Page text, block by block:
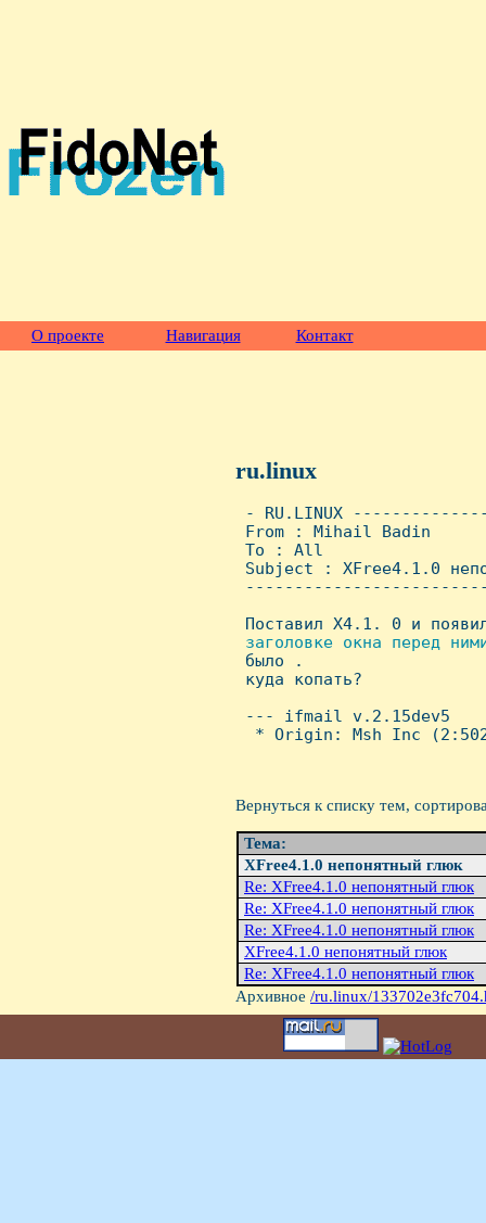
О проекте Навигация Контакт
ru.linux
- RU.LINUX
From : Mihail Badin
To : All
Subject : XFree4.1.0
Поставил X4.1. 0 и
заголовке окна перед
было .
куда копать?
--- ifmail v.2.15dev5
* Origin: Msh Inc
Вернуться к списку тем,
Тема:
XFree4.1.0 непонятный глюк
Re: XFree4.1.0 непонятный глюк
Re: XFree4.1.0 непонятный глюк
Re: XFree4.1.0 непонятный глюк
XFree4.1.0 непонятный глюк
Re: XFree4.1.0 непонятный глюк
Архивное /ru.linux/